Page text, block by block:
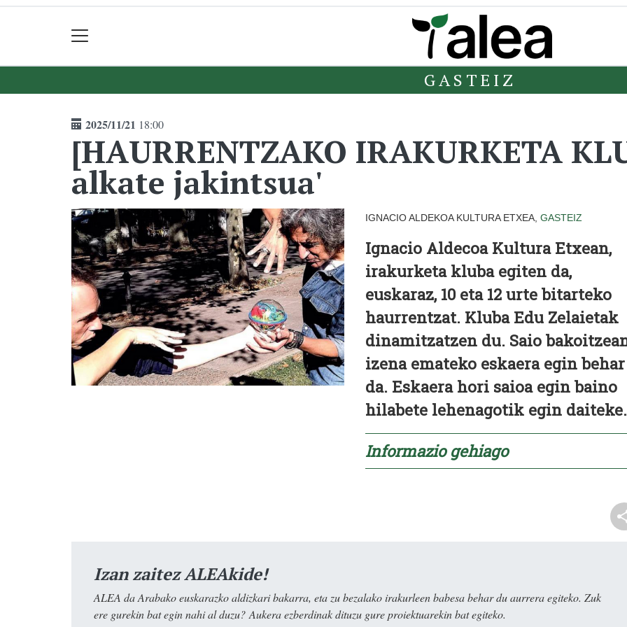
GASTEIZ
2025/11/21 18:00
[HAURRENTZAKO IRAKURKETA
alkate jakintsua'
IGNACIO ALDEKOA KULTURA ETXEA, GASTEIZ
Ignacio Aldecoa Kultura Etxean,
irakurketa kluba egiten da,
euskaraz, 10 eta 12 urte bitarteko
haurrentzat. Kluba Edu Zelaietak
dinamitzatzen du. Saio
izena emateko eskaera egin behar
da. Eskaera hori saioa egin baino
hilabete lehenagotik egin daiteke.
Informazio gehiago
Izan zaitez ALEAkide!
ALEA da Arabako euskarazko aldizkari bakarra, eta zu bezalako irakurleen babesa behar du aurrera egiteko. Zuk
ere gurekin bat egin nahi al duzu? Aukera ezberdinak dituzu gure proiektuarekin bat egiteko.